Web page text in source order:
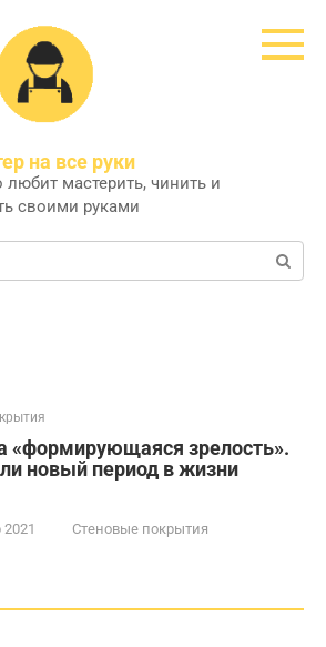
на все руки
любит мастерить, чинить и
своими руками
«формирующаяся зрелость».
новый период в жизни
Стеновые покрытия